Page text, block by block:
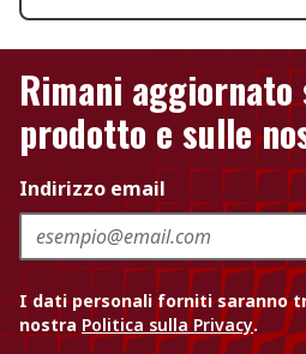
Rimani
prodotto e sulle
Indirizzo email
I dati personali forniti saranno
nostra Politica sulla Privacy.